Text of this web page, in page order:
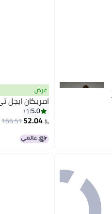
عرض
امريكان
5.0
1
﷼‏52.04
166.51